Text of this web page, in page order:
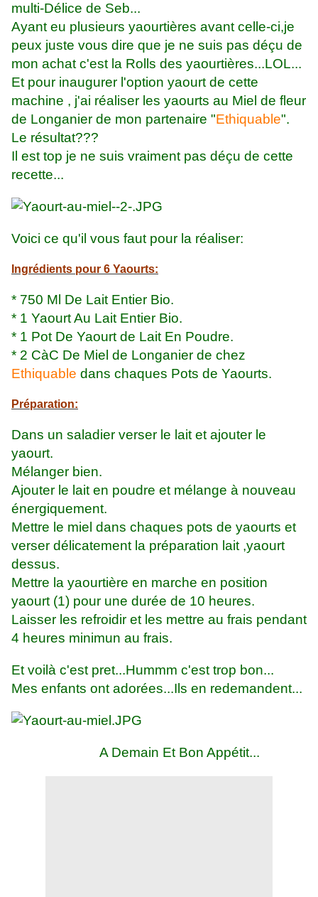
multi-Délice de Seb...
Ayant eu plusieurs yaourtières avant celle-ci,je
peux juste vous dire que je ne suis pas déçu de
mon achat c'est la Rolls des yaourtières...LOL...
Et pour inaugurer l'option yaourt de cette
machine , j'ai réaliser les yaourts au Miel de fleur
de Longanier de mon partenaire "Ethiquable".
Le résultat???
Il est top je ne suis vraiment pas déçu de cette
recette...
Voici ce qu'il vous faut pour la réaliser:
Ingrédients pour 6 Yaourts:
* 750 Ml De Lait Entier Bio.
* 1 Yaourt Au Lait Entier Bio.
* 1 Pot De Yaourt de Lait En Poudre.
* 2 CàC De Miel de Longanier de chez
Ethiquable dans chaques Pots de Yaourts.
Préparation:
Dans un saladier verser le lait et ajouter le
yaourt.
Mélanger bien.
Ajouter le lait en poudre et mélange à nouveau
énergiquement.
Mettre le miel dans chaques pots de yaourts et
verser délicatement la préparation lait ,yaourt
dessus.
Mettre la yaourtière en marche en position
yaourt (1) pour une durée de 10 heures.
Laisser les refroidir et les mettre au frais pendant
4 heures minimun au frais.
Et voilà c'est pret...Hummm c'est trop bon...
Mes enfants ont adorées...Ils en redemandent...
A Demain Et Bon Appétit...